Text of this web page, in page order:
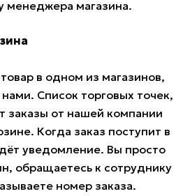
менеджера магазина.
в одном из магазинов,
Список торговых точек,
заказы от нашей компании
Когда заказ поступит в
уведомление. Вы просто
обращаетесь к сотруднику
номер заказа.